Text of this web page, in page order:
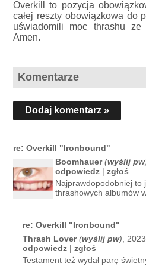
Overkill to pozycja
całej reszty obowiązkowa do
uświadomili moc thrashu ze
Amen.
Komentarze
Dodaj komentarz »
re: Overkill "Ironbound"
Boomhauer (wyślij pw
odpowiedz| zgłoś
Najprawdopodobniej to
thrashowych albumów
re: Overkill "Ironbound"
Thrash Lover (wyślij pw),
odpowiedz |zgłoś
Testament też wydał parę